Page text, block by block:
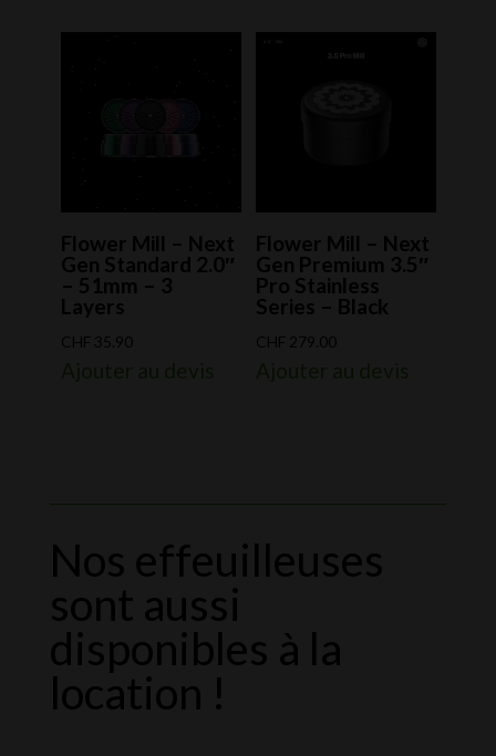
Flower Mill – Next
Gen Standard 2.0″
– 51mm – 3
Layers
CHF 35.90
Flower Mill – Next
Gen Premium 3.5″
Pro Stainless
Series – Black
CHF 279.00
Nos effeuilleuses
sont aussi
disponibles à la
location !